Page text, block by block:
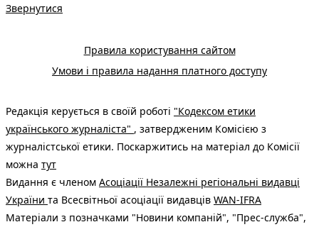
Звернутися
Правила користування сайтом
Умови і правила надання платного доступу
Редакція керується в своїй роботі "Кодексом етики
українського журналіста" , затвердженим Комісією з
журналістської етики. Поскаржитись на матеріал до Комісії
можна тут
Видання є членом Асоціації Незалежні регіональні видавці
України та Всесвітньої асоціації видавців WAN-IFRA
Матеріали з позначками "Новини компаній", "Прес-служба",